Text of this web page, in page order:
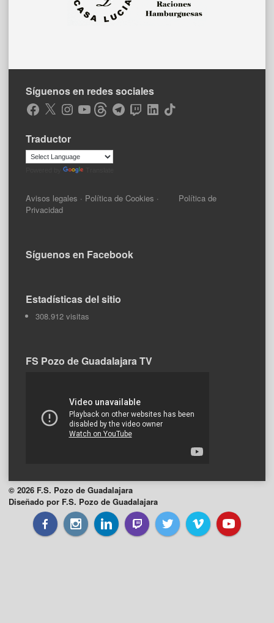
Síguenos en redes sociales
Facebook
X Instagram
YouTubeThreadsTelegramTwitchLinkedIn
TikTok
Traductor
Avisos legales · Política de Cookies · Política de
Privacidad
Síguenos en Facebook
Estadísticas del sitio
308.912 visitas
FS Pozo de Guadalajara TV
© 2026 F.S. Pozo de Guadalajara
Diseñado por F.S. Pozo de Guadalajara